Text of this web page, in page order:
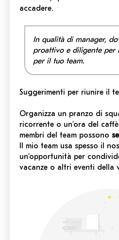
accadere.
In qualità di manager,
proattivo e diligente per
per il tuo team.
Suggerimenti per riunire il
Organizza un pranzo di
ricorrente o un'ora del
membri del team possono
Il mio team usa spesso il
un'opportunità per
vacanze o altri eventi della